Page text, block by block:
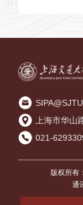
上海市华山
021-
版权所有
通